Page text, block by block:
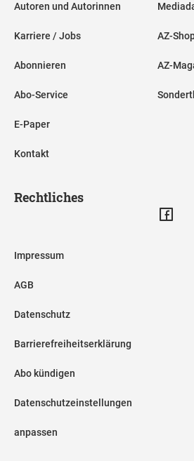
Autoren und Autorinnen
Karriere / Jobs
Abonnieren
Abo-Service
E-Paper
Kontakt
AZ-
AZ-
Rechtliches
Impressum
AGB
Datenschutz
Barrierefreiheitserklärung
Abo kündigen
Datenschutzeinstellungen
anpassen